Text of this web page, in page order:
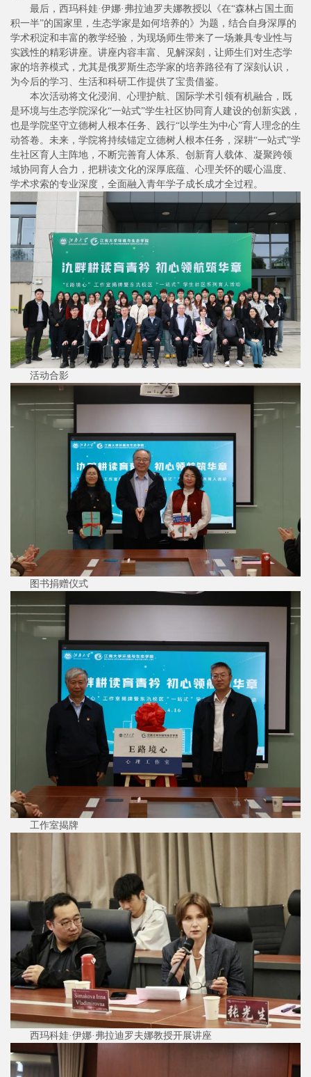
最后，西玛科娃·伊娜·弗拉迪罗夫娜教授以《在“森林占国土面
积一半”的国家里，生态学家是如何培养的》为题，结合自身深厚的
学术积淀和丰富的教学经验，为现场师生带来了一场兼具专业性与
实践性的精彩讲座。讲座内容丰富、见解深刻，让师生们对生态学
家的培养模式，尤其是俄罗斯生态学家的培养路径有了深刻认识，
为今后的学习、生活和科研工作提供了宝贵借鉴。
本次活动将文化浸润、心理护航、国际学术引领有机融合，既
是环境与生态学院深化“一站式”学生社区协同育人建设的创新实践，
也是学院坚守立德树人根本任务、践行“以学生为中心”育人理念的生
动答卷。未来，学院将持续锚定立德树人根本任务，深耕“一站式”学
生社区育人主阵地，不断完善育人体系、创新育人载体、凝聚跨领
域协同育人合力，把耕读文化的深厚底蕴、心理关怀的暖心温度、
学术求索的专业深度，全面融入青年学子成长成才全过程。
活动合影
图书捐赠仪式
工作室揭牌
西玛科娃·伊娜·弗拉迪罗夫娜教授开展讲座